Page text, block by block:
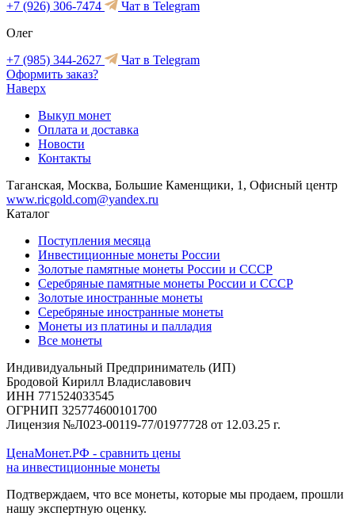
+7 (926) 306-7474
Чат в Telegram
Олег
+7 (985) 344-2627
Чат в Telegram
Оформить заказ?
Наверх
Выкуп монет
Оплата и доставка
Новости
Контакты
Таганская, Москва, Большие Каменщики, 1, Офисный центр
www.ricgold.com@yandex.ru
Каталог
Поступления месяца
Инвестиционные монеты России
Золотые памятные монеты России и СССР
Серебряные памятные монеты России и СССР
Золотые иностранные монеты
Серебряные иностранные монеты
Монеты из платины и палладия
Все монеты
Индивидуальный Предприниматель (ИП)
Бродовой Кирилл Владиславович
ИНН 771524033545
ОГРНИП 325774600101700
Лицензия №Л023-00119-77/01977728 от 12.03.25 г.
ЦенаМонет.РФ - сравнить цены
на инвестиционные монеты
Подтверждаем, что все монеты, которые мы продаем, прошли
нашу экспертную оценку.